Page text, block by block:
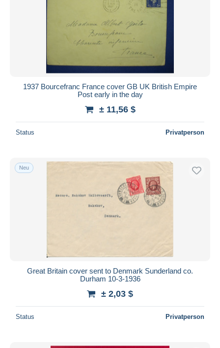
1937 Bourcefranc France cover GB UK British Empire
Post early in the day
± 11,56 $
Status Privatperson
Neu
Great Britain cover sent to Denmark Sunderland co.
Durham 10-3-1936
± 2,03 $
Status Privatperson